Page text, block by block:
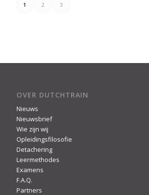
1 2 3
OVER DUTCHTRAIN
Nieuws
Nieuwsbrief
Wie zijn wij
Opleidingsfilosofie
Detachering
Leermethodes
Examens
F.A.Q.
Partners